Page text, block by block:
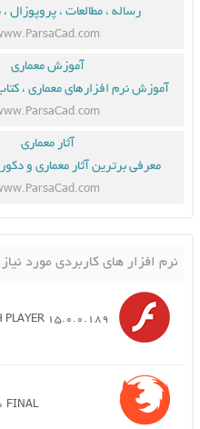
رساله ، مطالعات ، پروپوزال
آموزش معماری
آموزش نرم افزارهای معماری ،
آثار معماری
معرفی برترین آثار معماری و
نرم افزار های کاربردی مورد نیاز
PLAYER 15.0.0.189
FINAL